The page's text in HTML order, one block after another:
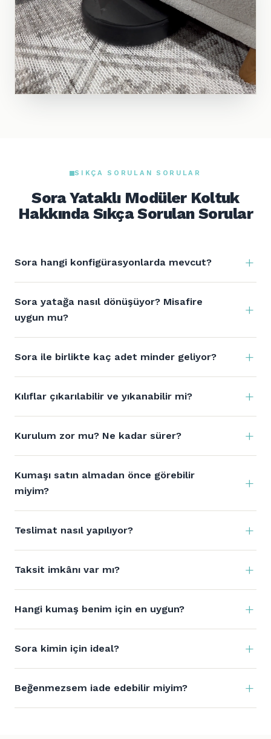
SIKÇA SORULAN SORULAR
Sora Yataklı Modüler Koltuk
Hakkında Sıkça Sorulan Sorular
Sora hangi konfigürasyonlarda mevcut?
Sora yatağa nasıl dönüşüyor? Misafire
uygun mu?
Sora ile birlikte kaç adet minder geliyor?
Kılıflar çıkarılabilir ve yıkanabilir mi?
Kurulum zor mu? Ne kadar sürer?
Kumaşı satın almadan önce görebilir
miyim?
Teslimat nasıl yapılıyor?
Taksit imkânı var mı?
Hangi kumaş benim için en uygun?
Sora kimin için ideal?
Beğenmezsem iade edebilir miyim?